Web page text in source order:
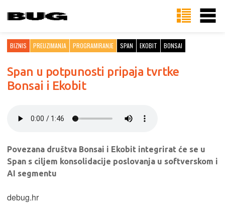
BIZNIS PREUZIMANJA PROGRAMIRANJE SPAN EKOBIT BONSAI
Span u potpunosti pripaja tvrtke
Bonsai i Ekobit
Povezana društva Bonsai i Ekobit integrirat će se u
Span s ciljem konsolidacije poslovanja u softverskom i
AI segmentu
debug.hr